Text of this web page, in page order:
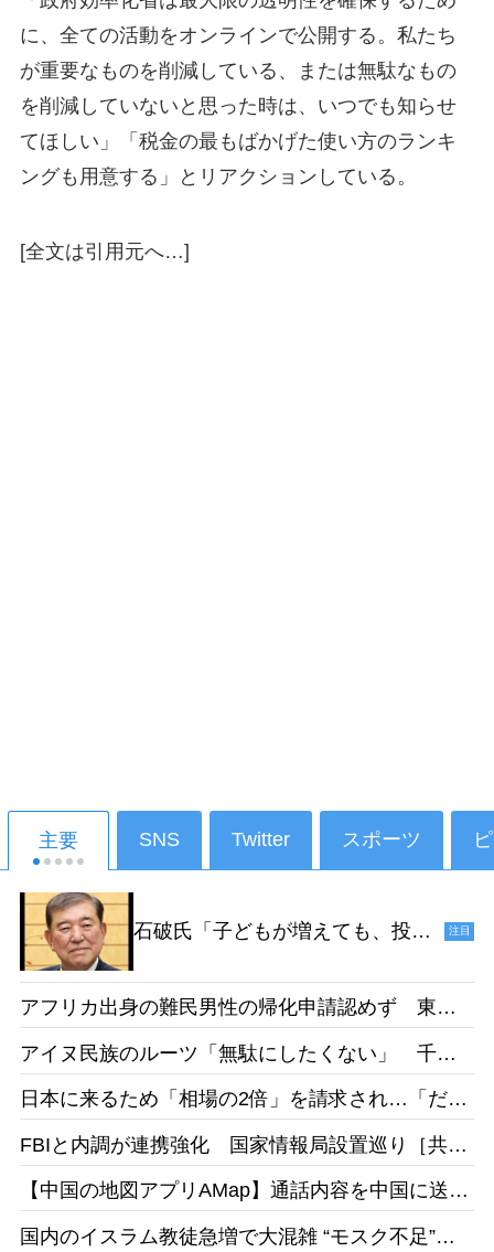
に、全ての活動をオンラインで公開する。私たち
が重要なものを削減している、または無駄なもの
を削減していないと思った時は、いつでも知らせ
てほしい」「税金の最もばかげた使い方のランキ
ングも用意する」とリアクションしている。
[全文は引用元へ…]
主要 SNS Twitter スポーツ
石破氏「子どもが増えても、投票
からねえ。その時、私たちは政治
家をやっていないでしょう」［デ
イリー新潮］25/1
注目
アフリカ出身の難民男性の帰化申請認めず 東京
経］26/05
アイヌ民族のルーツ「無駄にしたくない」 千葉
県出身・佐藤さんが平取高入学 差別受けた父の
遺志受け継ぐ［北海道新聞］26/05
日本に来るため「相場の2倍」を請求され…「だか
ム人女性の事情［東京新聞］26/05
FBIと内調が連携強化 国家情報局設置巡り［共
同］26/05
【中国の地図アプリAMap】通話内容を中国に送
国内のイスラム教徒急増で大混雑 “モスク不足”訴